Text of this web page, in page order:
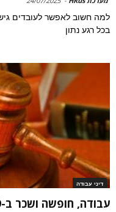
למה חשוב לאפשר לעובדים
בכל רגע נתון
דיני עבודה
עבודה, חופשה ושכר ב-9 באב